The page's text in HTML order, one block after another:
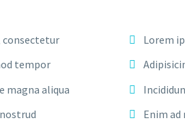
consectetur
tempor
magna aliqua
Lorem
Enim